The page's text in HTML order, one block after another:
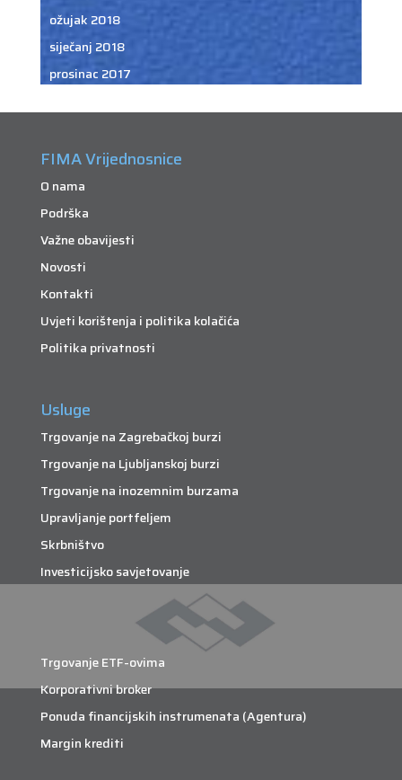
ožujak 2018
siječanj 2018
prosinac 2017
FIMA Vrijednosnice
O nama
Podrška
Važne obavijesti
Novosti
Kontakti
Uvjeti korištenja i politika kolačića
Politika privatnosti
Usluge
Trgovanje na Zagrebačkoj burzi
Trgovanje na Ljubljanskoj burzi
Trgovanje na inozemnim burzama
Upravljanje portfeljem
Skrbništvo
Investicijsko savjetovanje
Trgovanje ETF-ovima
Korporativni broker
Ponuda financijskih instrumenata (Agentura)
Margin krediti